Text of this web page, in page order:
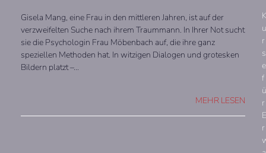
Gisela Mang, eine Frau in den mittleren Jahren, ist auf der
verzweifelten Suche nach ihrem Traummann. In Ihrer Not sucht
sie die Psychologin Frau Möbenbach auf, die ihre ganz
speziellen Methoden hat. In witzigen Dialogen und grotesken
Bildern platzt –…
MEHR LESEN
K
u
r
s
e
f
ü
r
E
r